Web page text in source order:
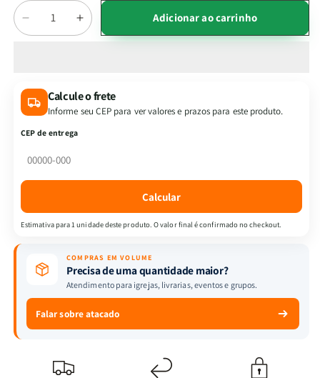
Quantidade
Diminuir
a
5
Livros
|
Dura
Aumentar
a
5
Livros
Adicionar ao carrinho
Calcule o frete
Informe seu CEP para ver valores e prazos para este produto.
CEP de entrega
Calcular
Estimativa para 1 unidade deste produto. O valor final é confirmado no checkout.
COMPRAS EM VOLUME
Precisa de uma quantidade maior?
Atendimento para igrejas, livrarias, eventos e grupos.
Falar sobre atacado